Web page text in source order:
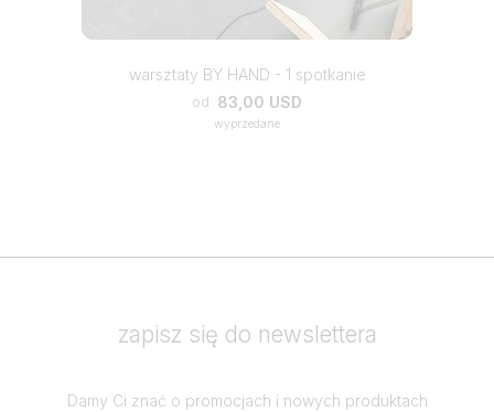
warsztaty BY HAND - 1 spotkanie
od 83,00 USD
wyprzedane
zapisz się do newslettera
Damy Ci znać o promocjach i nowych produktach